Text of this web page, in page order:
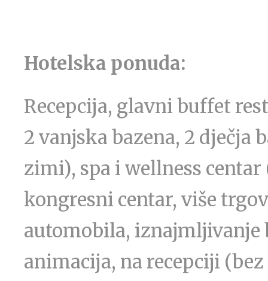
Hotelska ponuda:
Recepcija, glavni buffet
2 vanjska bazena, 2 dječja
zimi), spa i wellness
kongresni centar, više
automobila,
animacija, na recepciji